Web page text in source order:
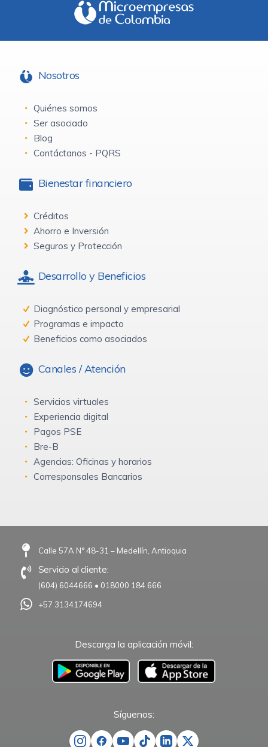
Nosotros
Quiénes somos
Ser asociado
Blog
Contáctanos - PQRS
Bienestar financiero
Créditos
Ahorro e Inversión
Seguros y Protección
Desarrollo y Beneficios
Diagnóstico personal y empresarial
Programas e impacto
Beneficios como asociados
Canales / Atención
Servicios virtuales
Experiencia digital
Pagos PSE
Bre-B
Agencias: Oficinas y horarios
Corresponsales Bancarios
Calle 57A N° 48-31 – Medellín, Antioquia
Servicio al cliente:
(604) 6044666 • 018000 184 666
+57 3134174694
Descarga la aplicación móvil:
–
Síguenos: